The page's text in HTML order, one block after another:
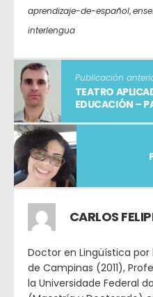
aprendizaje-de-español,
interlengua
Publicación
TEATRO
EDUCACIÓN –
CARLOS
Doctor en Lingüística por
de Campinas (2011),
la Universidade Federal